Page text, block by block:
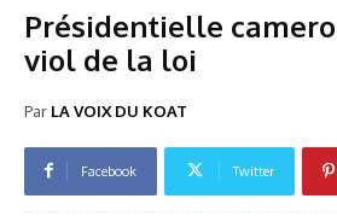
Présidentielle
viol de la loi
Par LA VOIX DU KOAT
Facebook Twitter